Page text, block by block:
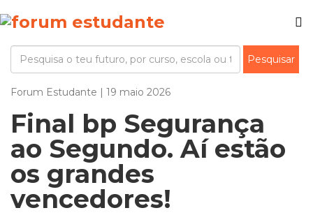
Forum Estudante | 19 maio 2026
Final bp Segurança
ao Segundo. Aí estão
os grandes
vencedores!